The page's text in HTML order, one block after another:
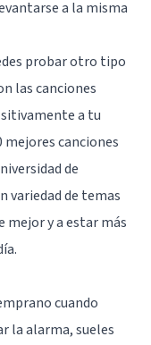
a la misma
probar otro tipo
las canciones
a tu
mejores canciones
de
variedad de temas
mejor y a estar más
cuando
la alarma, sueles